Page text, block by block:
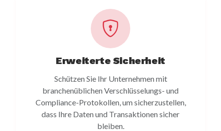
Erweiterte Sicherheit
Schützen Sie Ihr Unternehmen mit
branchenüblichen Verschlüsselungs- und
Compliance-Protokollen, um sicherzustellen,
dass Ihre Daten und Transaktionen sicher
bleiben.